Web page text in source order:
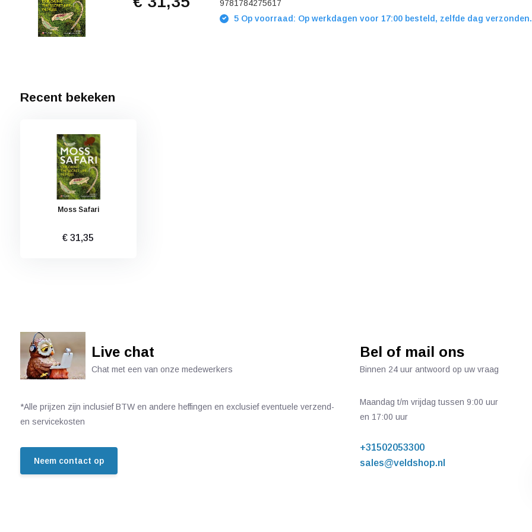
9781784275617
5 Op voorraad: Op werkdagen voor 17:00 besteld, zelfde dag verzonden.
Recent bekeken
Moss Safari
€ 31,35
Live chat
Chat met een van onze medewerkers
*Alle prijzen zijn inclusief BTW en andere heffingen en exclusief eventuele verzend-
en servicekosten
Neem contact op
Bel of mail ons
Binnen 24 uur antwoord op uw vraag
Maandag t/m vrijdag tussen 9:00 uur
en 17:00 uur
+31502053300
sales@veldshop.nl